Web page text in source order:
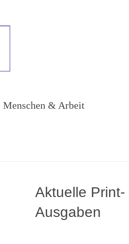
Menschen & Arbeit
Aktuelle Print-
Ausgaben